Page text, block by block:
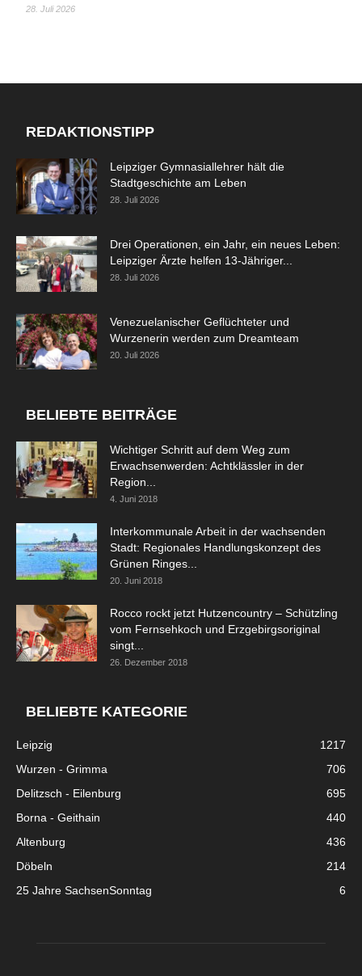
28. Juli 2026
REDAKTIONSTIPP
Leipziger Gymnasiallehrer hält die
Stadtgeschichte am Leben
28. Juli 2026
Drei Operationen, ein Jahr, ein neues Leben:
Leipziger Ärzte helfen 13-Jähriger...
28. Juli 2026
Venezuelanischer Geflüchteter und
Wurzenerin werden zum Dreamteam
20. Juli 2026
BELIEBTE BEITRÄGE
Wichtiger Schritt auf dem Weg zum
Erwachsenwerden: Achtklässler in der
Region...
4. Juni 2018
Interkommunale Arbeit in der wachsenden
Stadt: Regionales Handlungskonzept des
Grünen Ringes...
20. Juni 2018
Rocco rockt jetzt Hutzencountry – Schützling
vom Fernsehkoch und Erzgebirgsoriginal
singt...
26. Dezember 2018
BELIEBTE KATEGORIE
Leipzig
1217
Wurzen - Grimma
706
Delitzsch - Eilenburg
695
Borna - Geithain
440
Altenburg
436
Döbeln
214
25 Jahre SachsenSonntag
6